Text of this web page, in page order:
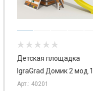
Детская площадка
IgraGrad Домик 2 мод.1
Арт.: 40201